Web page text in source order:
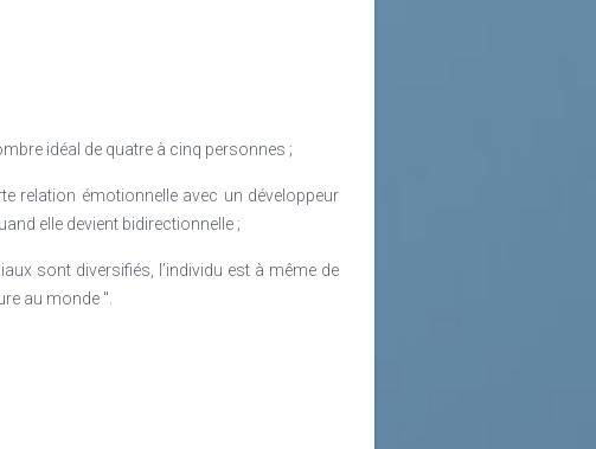
idéal de quatre à cinq personnes ;
relation émotionnelle avec un développeur
elle devient bidirectionnelle ;
sont diversifiés, l’individu est à même de
au monde ".